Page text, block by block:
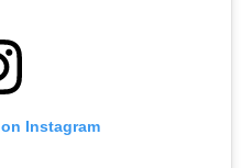
Instagram